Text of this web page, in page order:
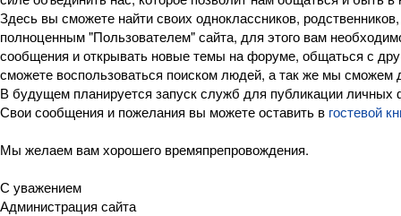
Здесь вы сможете найти своих одноклассников,
полноценным "Пользователем" сайта, для этого вам
сообщения и открывать новые темы на форуме, общаться с
сможете воспользоваться поиском людей, а так же мы сможем
В будущем планируется запуск служб для публикации
Свои сообщения и пожелания вы можете оставить в гостевой
Мы желаем вам хорошего времяпрепровождения.
С уважением
Администрация сайта